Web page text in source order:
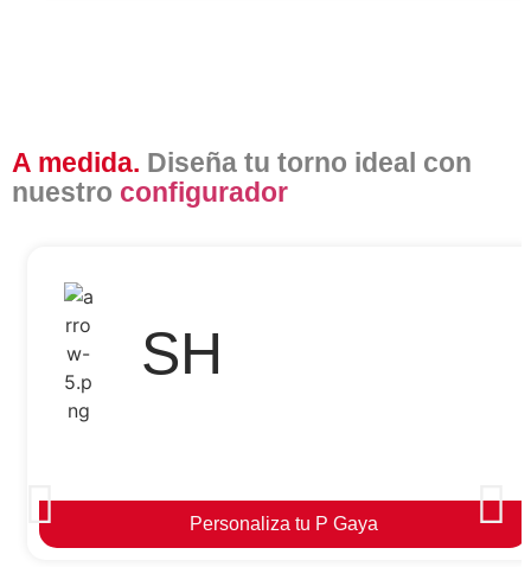
A medida. Diseña tu torno ideal con
nuestro configurador
SH
Personaliza tu P Gaya